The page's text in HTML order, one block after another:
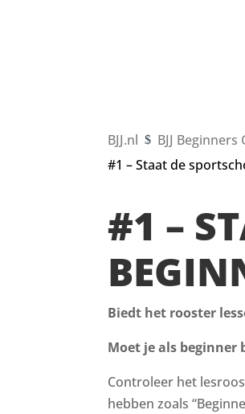
BJJ.nl $ BJJ Beginners
#1 – Staat de
#1 –
Biedt het rooster
Moet je als beginner
Controleer het
hebben zoals